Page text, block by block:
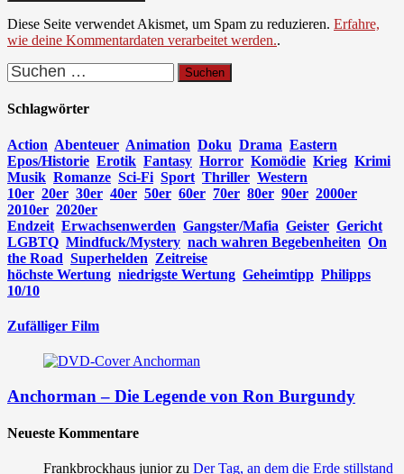
Diese Seite verwendet Akismet, um Spam zu reduzieren. Erfahre,
wie deine Kommentardaten verarbeitet werden..
Suchen
nach:
Schlagwörter
Action Abenteuer Animation Doku Drama Eastern
Epos/Historie Erotik Fantasy Horror Komödie Krieg Krimi
Musik Romanze Sci-Fi Sport Thriller Western
10er 20er 30er 40er 50er 60er 70er 80er 90er 2000er
2010er 2020er
Endzeit Erwachsenwerden Gangster/Mafia Geister Gericht
LGBTQ Mindfuck/Mystery nach wahren Begebenheiten On
the Road Superhelden Zeitreise
höchste Wertung niedrigste Wertung Geheimtipp Philipps
10/10
Zufälliger Film
Anchorman – Die Legende von Ron Burgundy
Neueste Kommentare
Frankbrockhaus junior zu Der Tag, an dem die Erde stillstand